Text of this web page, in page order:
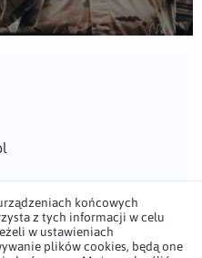
końcowych
z tych informacji w celu
w ustawieniach
plików cookies, będą one